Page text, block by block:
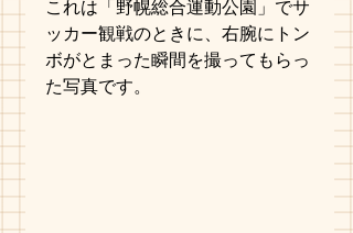
これは「野幌総合運動公園」でサ
ッカー観戦のときに、右腕にトン
ボがとまった瞬間を撮ってもらっ
た写真です。